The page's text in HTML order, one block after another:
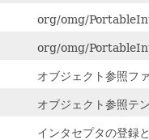
org/omg/
org/omg/
オブジェクト参照フ
オブジェクト参照テ
インタセプタの登録